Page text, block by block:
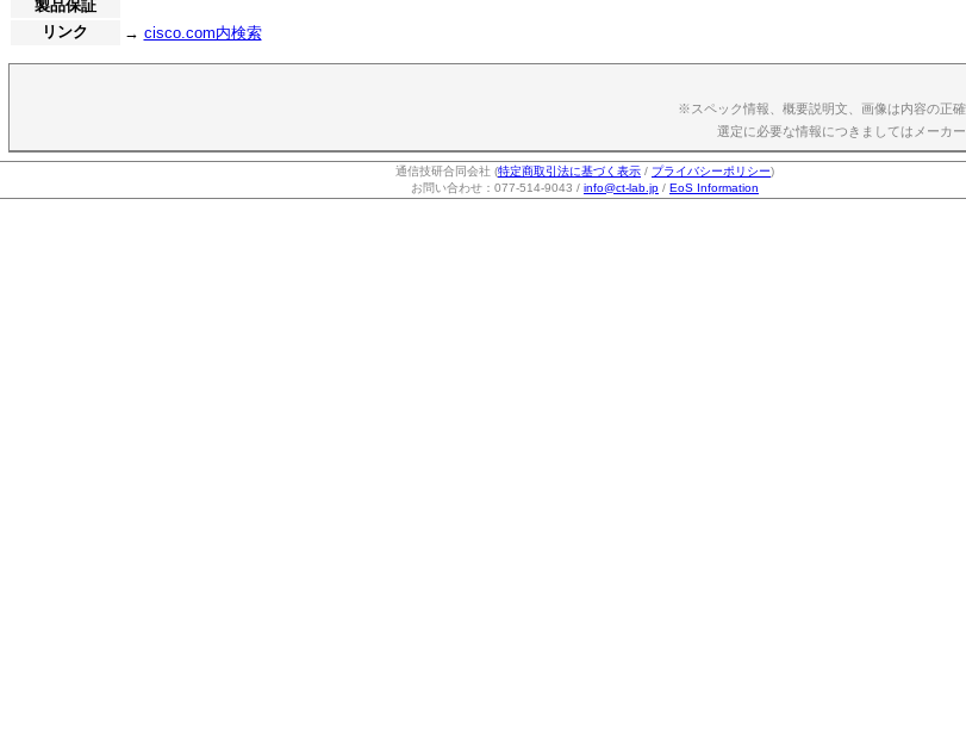
製品保証
リンク
→ cisco.com内検索
※スペック情報、概要説明文、画像は内容の正確
選定に必要な情報につきましてはメーカ
通信技研合同会社 (特定商取引法に基づく表示 / プライバシーポリシー)
お問い合わせ：077-514-9043 / info@ct-lab.jp / EoS Information